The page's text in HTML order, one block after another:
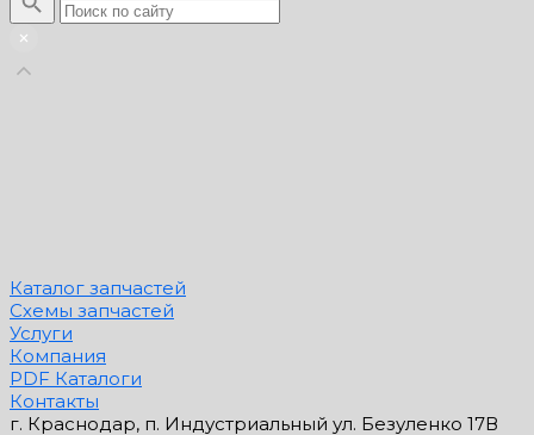
Каталог запчастей
Схемы запчастей
Услуги
Компания
PDF Каталоги
Контакты
г. Краснодар, п. Индустриальный ул. Безуленко 17В